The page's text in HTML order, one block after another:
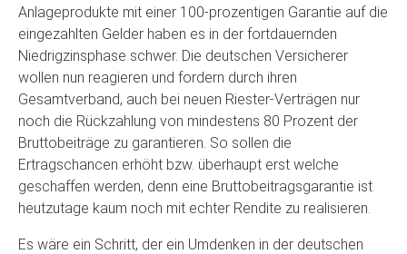
Anlageprodukte mit einer 100-prozentigen Garantie auf die
eingezahlten Gelder haben es in der fortdauernden
Niedrigzinsphase schwer. Die deutschen Versicherer
wollen nun reagieren und fordern durch ihren
Gesamtverband, auch bei neuen Riester-Verträgen nur
noch die Rückzahlung von mindestens 80 Prozent der
Bruttobeiträge zu garantieren. So sollen die
Ertragschancen erhöht bzw. überhaupt erst welche
geschaffen werden, denn eine Bruttobeitragsgarantie ist
heutzutage kaum noch mit echter Rendite zu realisieren.
Es wäre ein Schritt, der ein Umdenken in der deutschen